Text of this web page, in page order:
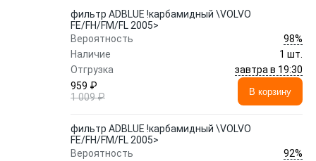
фильтр ADBLUE !карбамидный \VOLVO
FE/FH/FM/FL 2005>
Вероятность
98%
Наличие
1 шт.
Отгрузка
завтра в 19:30
959 ₽
1 009 ₽
В корзину
фильтр ADBLUE !карбамидный \VOLVO
FE/FH/FM/FL 2005>
Вероятность
92%